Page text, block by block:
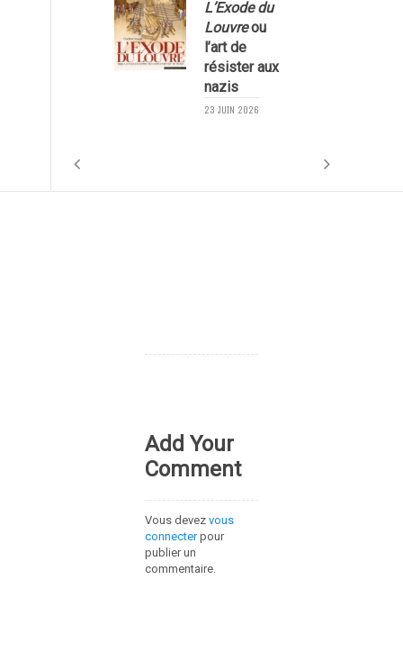
L’Exode du
Louvreou
l’art de
résister aux
nazis
23 JUIN 2026
Add Your
Comment
Vous devez vous
connecterpour
publier un
commentaire.